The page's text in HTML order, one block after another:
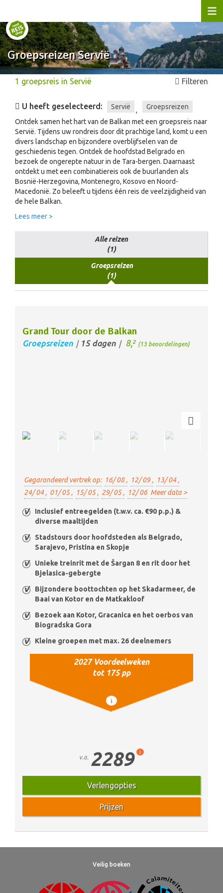
Groepsreizen Servië
1 groepsreis in Servië Filteren
U heeft geselecteerd: Servië ,
Groepsreizen
Ontdek samen het hart van de Balkan met een groepsreis naar
Servië. Tijdens uw rondreis door dit prachtige land, komt u een
divers landschap en bijzondere overblijfselen van de
geschiedenis tegen. Ontdek de hoofdstad Belgrado en
bezoek de ongerepte natuur in de Tara-bergen. Daarnaast
ontdekt u met een combinatiereis ook de buurlanden als
Bosnië-Herzegovina, Montenegro, Kosovo en Noord-
Macedonië. Zo beleeft u tijdens één reis de veelzijdigheid van
de hele Balkan.
Lees meer >
Alle reizen
(1)
Groepsreizen
(1)
Grand Tour door de Balkan
Groepsreizen / 15 dagen / 8,2 (13 beoordelingen)
Gegarandeerd vertrek op: 16/ 08 , 12/ 09 , 13/ 04 ,
24/ 04 , 01/ 05 , 15/ 05 , 29/ 05 , 12/ 06 Meer data >
Inclusief entreegelden (t.w.v. ca. €90 p.p.) &
diverse maaltijden
Stadstours door hoofdsteden als Belgrado,
Sarajevo, Pristina en Skopje
Unieke treinrit met de Šargan 8 en rit door het
Bjelasica-gebergte
Bijzondere boottochten op het Skadarmeer, de
Baai van Kotor en de Matkakloof
Bezoek aan Kotor, Gracanica en het oerbos van
Biogradska Gora
Kleine groepen met max. 26 deelnemers
2027 Voordeelweken
tot 175 pp
i
v.a. 2289 i
Verlengopties
Prijzen
Veilig boeken